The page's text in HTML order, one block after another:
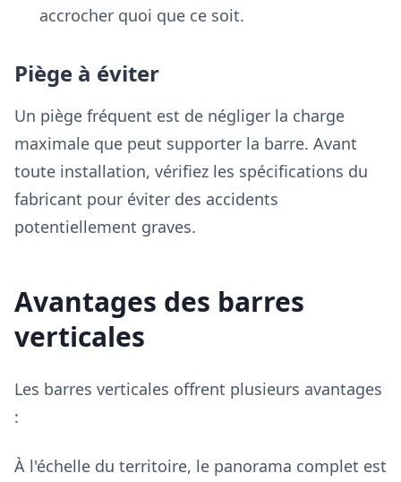
accrocher quoi que ce soit.
Piège à éviter
Un piège fréquent est de négliger la charge
maximale que peut supporter la barre. Avant
toute installation, vérifiez les spécifications du
fabricant pour éviter des accidents
potentiellement graves.
Avantages des barres
verticales
Les barres verticales offrent plusieurs avantages
:
À l'échelle du territoire, le panorama complet est